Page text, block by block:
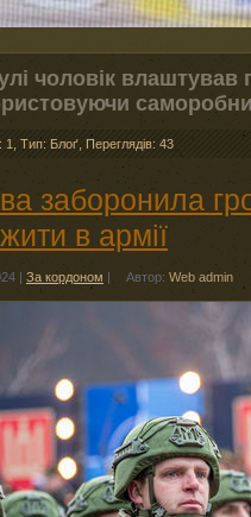
чоловік влаштував
1 Тип: Блоґ Переглядів: 43
заборонила
в армії
| За кордоном | Автор: Web admin